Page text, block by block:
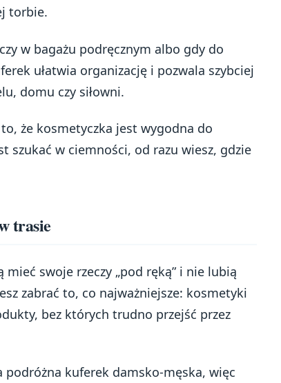
torbie.
w bagażu podręcznym albo gdy do
ułatwia organizację i pozwala szybciej
domu czy siłowni.
że kosmetyczka jest wygodna do
szukać w ciemności, od razu wiesz, gdzie
trasie
swoje rzeczy „pod ręką” i nie lubią
zabrać to, co najważniejsze: kosmetyki
bez których trudno przejść przez
kuferek damsko-męska, więc